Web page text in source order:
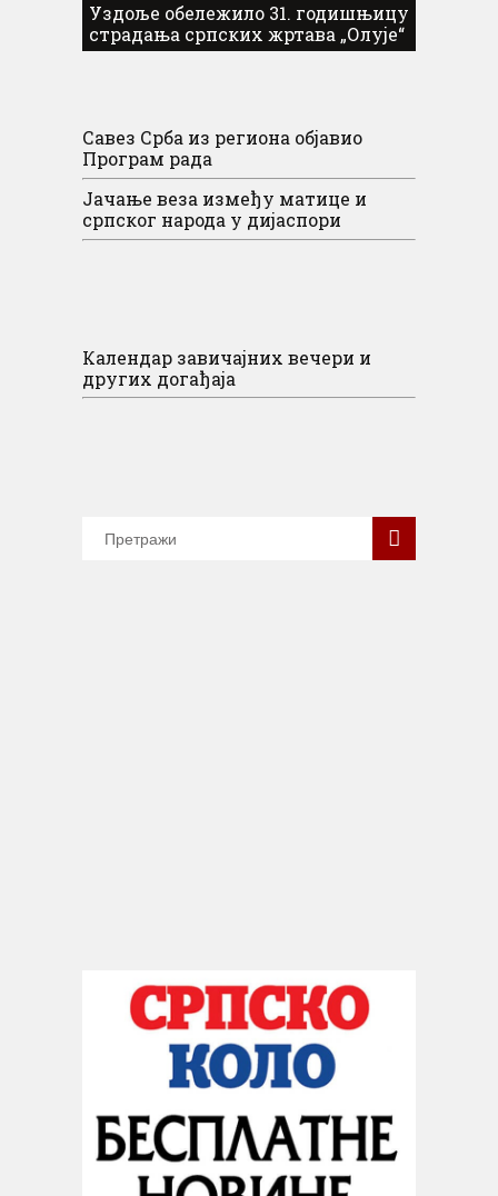
Уздоље обележило 31. годишњицу
страдања српских жртава „Олује“
Савез Срба из региона објавио
Програм рада
Јачање веза између матице и
српског народа у дијаспори
Календар завичајних вечери и
других догађаја